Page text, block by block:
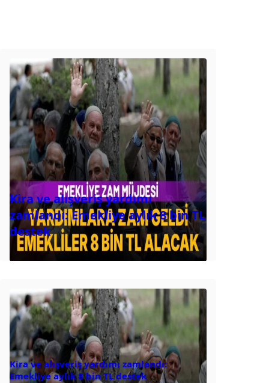
Kira ve alışveriş yardımı
zamlandı: Emekliye aylık 8 bin TL
destek
Kira ve alışveriş yardımı zamlandı:
Emekliye aylık 8 bin TL destek